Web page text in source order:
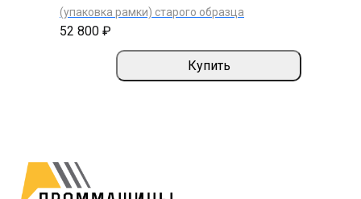
(упаковка рамки) старого образца
52 800 ₽
Купить